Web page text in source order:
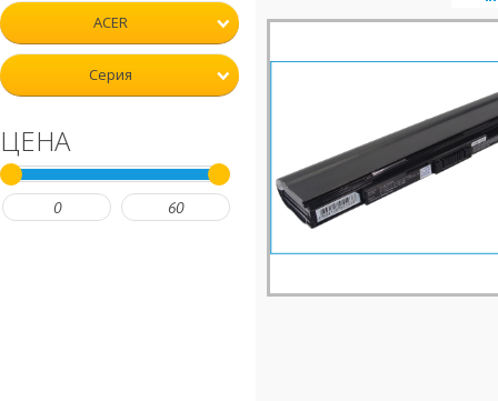
ACER
Серия
ЦЕНА